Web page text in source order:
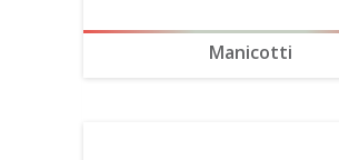
Manicotti